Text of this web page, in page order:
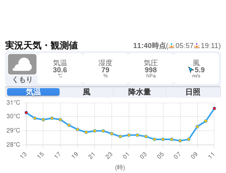
実況天気・観測値 11:40時点( 05:57 19:11)
くもり
気温
30.6
℃
湿度
79
%
気圧
998
hPa
風
5.9
m/s
気温 風 降水量 日照